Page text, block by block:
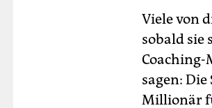
Viele von
sobald sie
Coaching-
sagen:
Millionär